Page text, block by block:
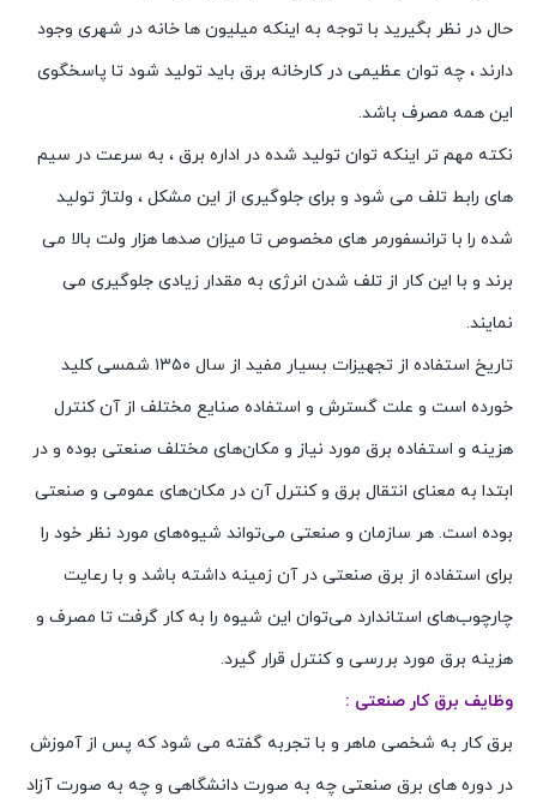
حال در نظر بگیرید با توجه به اینکه میلیون ها خانه در شهری وجود
دارند ، چه توان عظیمی در کارخانه برق باید تولید شود تا پاسخگوی
این همه مصرف باشد.
نکته مهم تر اینکه توان تولید شده در اداره برق ، به سرعت در سیم
های رابط تلف می شود و برای جلوگیری از این مشکل ، ولتاژ تولید
شده را با ترانسفورمر های مخصوص تا میزان صدها هزار ولت بالا می
برند و با این کار از تلف شدن انرژی به مقدار زیادی جلوگیری می
نمایند.
تاریخ استفاده از تجهیزات بسیار مفید از سال ۱۳۵۰ شمسی کلید
خورده است و علت گسترش و استفاده صنایع مختلف از آن کنترل
هزینه و استفاده برق مورد نیاز و مکان‌های مختلف صنعتی بوده و در
ابتدا به معنای انتقال برق و کنترل آن در مکان‌های عمومی و صنعتی
بوده است. هر سازمان و صنعتی می‌تواند شیوه‌های مورد نظر خود را
برای استفاده از برق صنعتی در آن زمینه داشته باشد و با رعایت
چارچوب‌های استاندارد می‌توان این شیوه را به کار گرفت تا مصرف و
هزینه برق مورد بررسی و کنترل قرار گیرد.
وظایف برق کار صنعتی :
برق کار به شخصی ماهر و با تجربه گفته می شود که پس از آموزش
در دوره های برق صنعتی چه به صورت دانشگاهی و چه به صورت آزاد